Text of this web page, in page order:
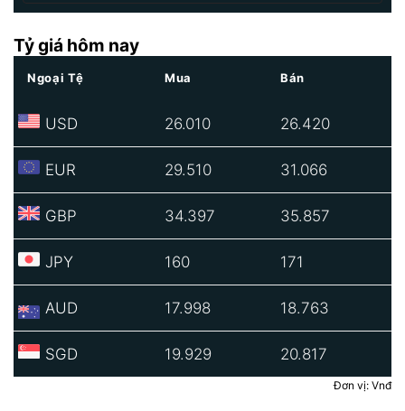
Tỷ giá hôm nay
Ngoại Tệ Mua Bán
USD 26.010 26.420
EUR 29.510 31.066
GBP 34.397 35.857
JPY 160 171
AUD 17.998 18.763
SGD 19.929 20.817
Đơn vị: Vnđ